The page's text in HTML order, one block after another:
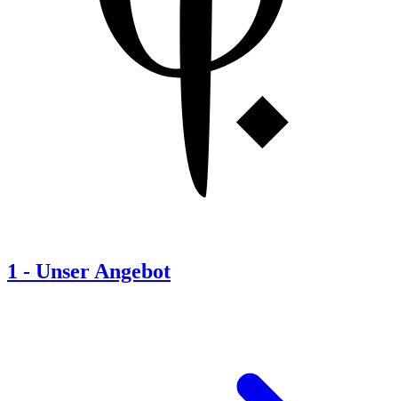
1 - Unser Angebot